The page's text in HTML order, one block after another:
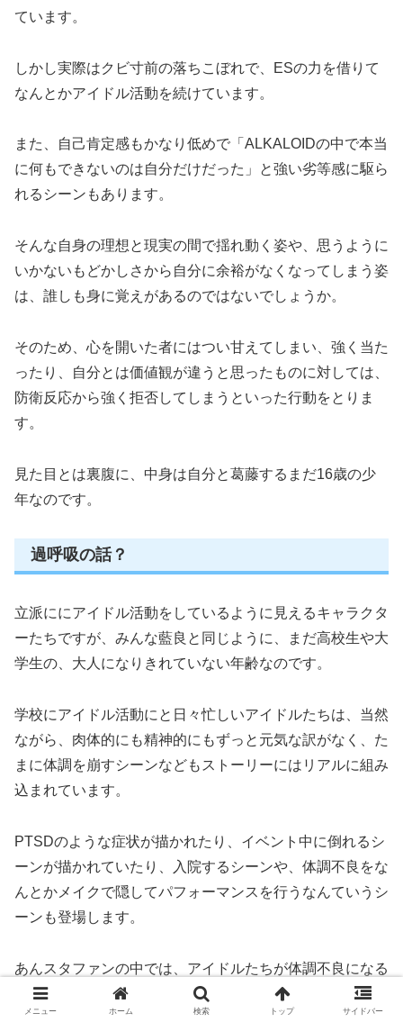
ています。
しかし実際はクビ寸前の落ちこぼれで、ESの力を借りて
なんとかアイドル活動を続けています。
また、自己肯定感もかなり低めで「ALKALOIDの中で本当
に何もできないのは自分だけだった」と強い劣等感に駆ら
れるシーンもあります。
そんな自身の理想と現実の間で揺れ動く姿や、思うように
いかないもどかしさから自分に余裕がなくなってしまう姿
は、誰しも身に覚えがあるのではないでしょうか。
そのため、心を開いた者にはつい甘えてしまい、強く当た
ったり、自分とは価値観が違うと思ったものに対しては、
防衛反応から強く拒否してしまうといった行動をとりま
す。
見た目とは裏腹に、中身は自分と葛藤するまだ16歳の少
年なのです。
過呼吸の話？
立派ににアイドル活動をしているように見えるキャラクタ
ーたちですが、みんな藍良と同じように、まだ高校生や大
学生の、大人になりきれていない年齢なのです。
学校にアイドル活動にと日々忙しいアイドルたちは、当然
ながら、肉体的にも精神的にもずっと元気な訳がなく、た
まに体調を崩すシーンなどもストーリーにはリアルに組み
込まれています。
PTSDのような症状が描かれたり、イベント中に倒れるシ
ーンが描かれていたり、入院するシーンや、体調不良をな
んとかメイクで隠してパフォーマンスを行うなんていうシ
ーンも登場します。
あんスタファンの中では、アイドルたちが体調不良になる
ストーリーは人気があり、創作ストーリーでもよく作られ
ているため、どれがメインストーリーで、どれが創作のス
メニュー ホーム 検索 トップ サイドバー